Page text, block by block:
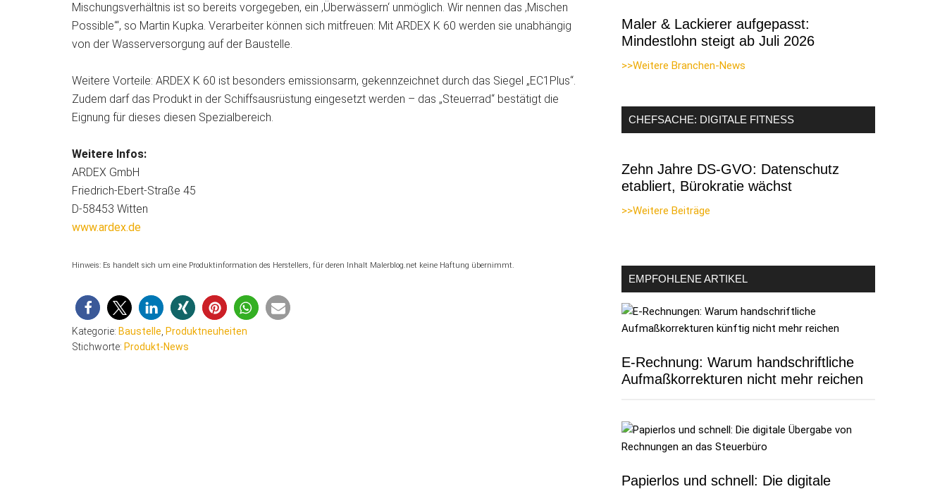
Mischungsverhältnis ist so bereits vorgegeben, ein ‚Überwässern‘ unmöglich. Wir nennen das ‚Mischen
Possible‘“, so Martin Kupka. Verarbeiter können sich mitfreuen: Mit ARDEX K 60 werden sie unabhängig
von der Wasserversorgung auf der Baustelle.
Weitere Vorteile: ARDEX K 60 ist besonders emissionsarm, gekennzeichnet durch das Siegel „EC1Plus“.
Zudem darf das Produkt in der Schiffsausrüstung eingesetzt werden – das „Steuerrad“ bestätigt die
Eignung für dieses diesen Spezialbereich.
Weitere Infos:
ARDEX GmbH
Friedrich-Ebert-Straße 45
D-58453 Witten
www.ardex.de
Hinweis: Es handelt sich um eine Produktinformation des Herstellers, für deren Inhalt Malerblog.net keine Haftung übernimmt.
Kategorie: Baustelle Produktneuheiten
Stichworte: Produkt-News
Maler & Lackierer aufgepasst:
Mindestlohn steigt ab Juli 2026
>>Weitere Branchen-News
CHEFSACHE: DIGITALE FITNESS
Zehn Jahre DS-GVO: Datenschutz
etabliert, Bürokratie wächst
>>Weitere Beiträge
EMPFOHLENE ARTIKEL
E-Rechnung: Warum handschriftliche
Aufmaßkorrekturen nicht mehr reichen
Papierlos und schnell: Die digitale